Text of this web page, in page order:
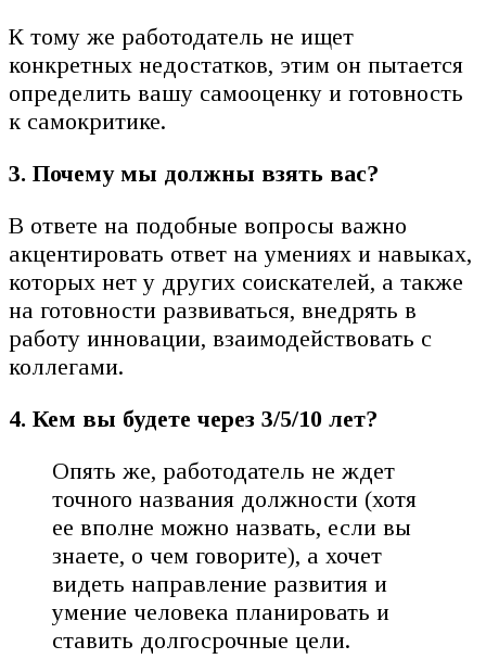
К тому же работодатель не ищет
конкретных недостатков, этим он пытается
определить вашу самооценку и готовность
к самокритике.
3. Почему мы должны взять вас?
В ответе на подобные вопросы важно
акцентировать ответ на умениях и навыках,
которых нет у других соискателей, а также
на готовности развиваться, внедрять в
работу инновации, взаимодействовать с
коллегами.
4. Кем вы будете через 3/5/10 лет?
Опять же, работодатель не ждет
точного названия должности (хотя
ее вполне можно назвать, если вы
знаете, о чем говорите), а хочет
видеть направление развития и
умение человека планировать и
ставить долгосрочные цели.